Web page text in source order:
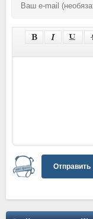
Отправить